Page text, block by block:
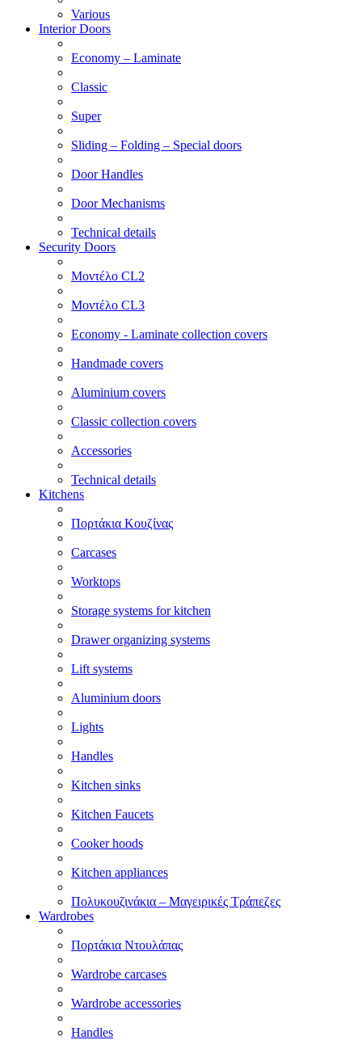
Various
Interior Doors
Economy – Laminate
Classic
Super
Sliding – Folding – Special doors
Door Handles
Door Mechanisms
Technical details
Security Doors
Μοντέλο CL2
Μοντέλο CL3
Economy - Laminate collection covers
Handmade covers
Aluminium covers
Classic collection covers
Accessories
Technical details
Kitchens
Πορτάκια Κουζίνας
Carcases
Worktops
Storage systems for kitchen
Drawer organizing systems
Lift systems
Aluminium doors
Lights
Handles
Kitchen sinks
Kitchen Faucets
Cooker hoods
Kitchen appliances
Πολυκουζινάκια – Μαγειρικές Τράπεζες
Wardrobes
Πορτάκια Ντουλάπας
Wardrobe carcases
Wardrobe accessories
Handles